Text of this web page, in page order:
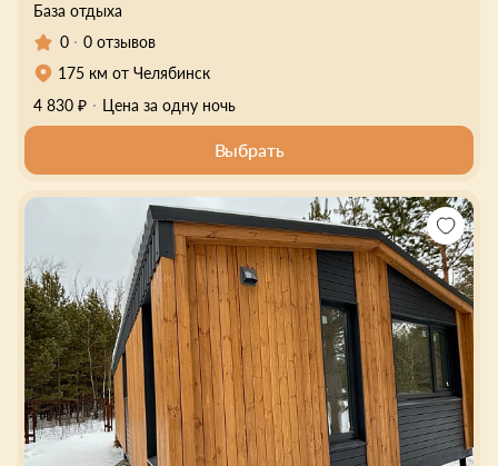
База отдыха
0
0 отзывов
175 км от Челябинск
4 830 ₽
Цена за одну ночь
Выбрать